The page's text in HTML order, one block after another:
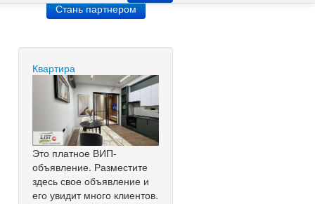
Стань партнером
Квартира
Это платное ВИП-
объявление. Разместите
здесь свое объявление и
его увидит много клиентов.